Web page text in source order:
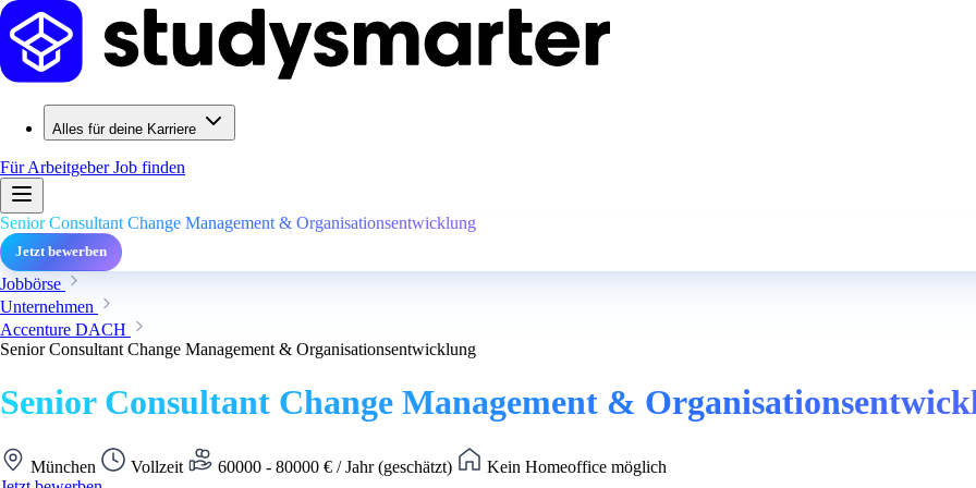
Alles für deine Karriere
Für ArbeitgeberJob finden
Senior Consultant Change Management & Organisationsentwicklung
Jetzt bewerben
Jobbörse
Unternehmen
Accenture DACH
Senior Consultant Change Management & Organisationsentwicklung
Senior Consultant Change Management &
München Vollzeit 60000 - 80000 € / Jahr (geschätzt)
Kein Homeoffice möglich